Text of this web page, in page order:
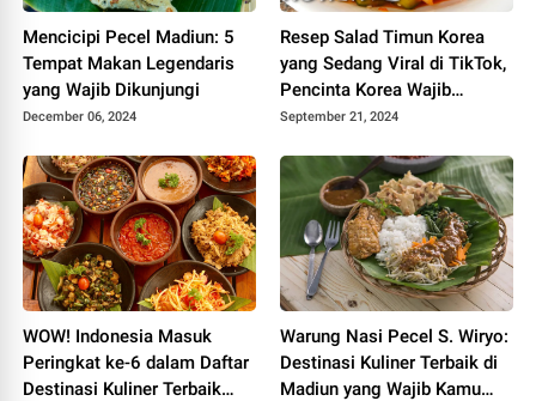
Mencicipi Pecel Madiun: 5
Tempat Makan Legendaris
yang Wajib Dikunjungi
December 06, 2024
Resep Salad Timun Korea
yang Sedang Viral di TikTok,
Pencinta Korea Wajib
Cobain!
September 21, 2024
WOW! Indonesia Masuk
Peringkat ke-6 dalam Daftar
Destinasi Kuliner Terbaik
Warung Nasi Pecel S. Wiryo:
Destinasi Kuliner Terbaik di
Madiun yang Wajib Kamu